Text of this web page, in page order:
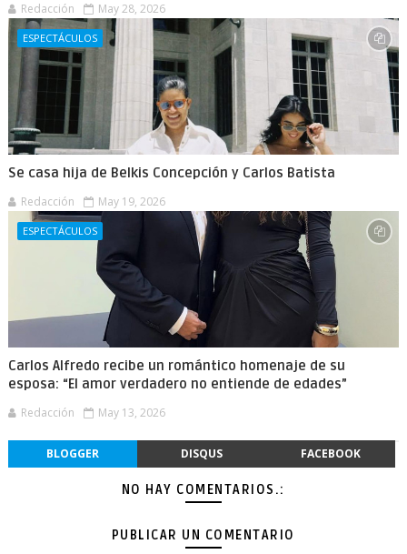
Redacción May 28, 2026
ESPECTÁCULOS
Se casa hija de Belkis Concepción y Carlos Batista
Redacción May 19, 2026
ESPECTÁCULOS
Carlos Alfredo recibe un romántico homenaje de su
esposa: “El amor verdadero no entiende de edades”
Redacción May 13, 2026
BLOGGER DISQUS FACEBOOK
NO HAY COMENTARIOS.:
PUBLICAR UN COMENTARIO